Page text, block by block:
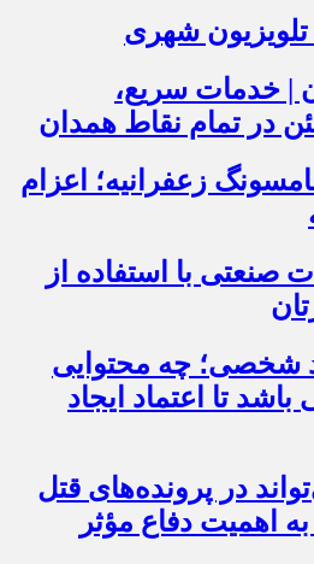
شهری
| خدمات سریع،
در تمام نقاط همدان
زعفرانیه؛ اعزام
صنعتی با استفاده از
شخصی؛ چه محتوایی
تا اعتماد ایجاد
در پرونده‌های قتل
اهمیت دفاع مؤثر